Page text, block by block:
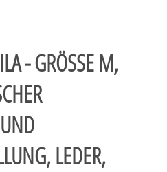
- GRÖSSE M, I
R
K
LEDER, R